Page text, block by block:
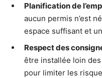
Planification de
aucun permis n’est
espace suffisant et
Respect des
être installée loin
pour limiter les